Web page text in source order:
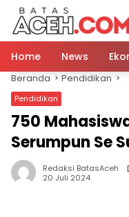
Langsung
konten
Home
News
Beranda Pendidikan
Pendidikan
750
Serumpun Se
Redaksi BatasAceh
20 Juli 2024